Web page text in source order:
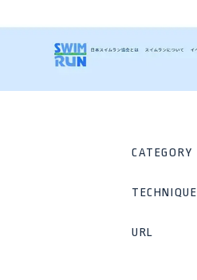
CATEGORY
TECHNIQUE
URL